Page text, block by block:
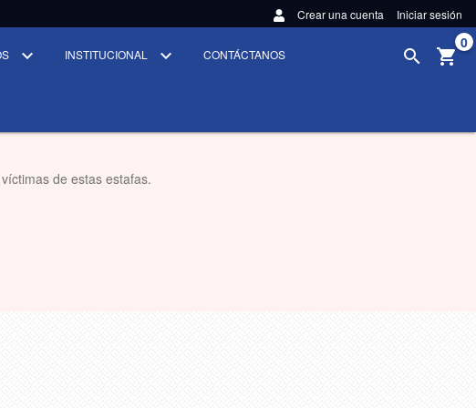
Crear una cuenta Iniciar sesión
INSTITUCIONAL CONTÁCTANOS
0
de estas estafas.